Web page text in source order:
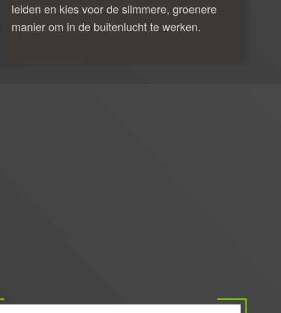
leiden en kies voor de slimmere, groenere
manier om in de buitenlucht te werken.